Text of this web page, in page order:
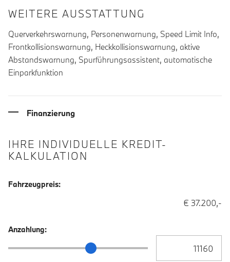
WEITERE AUSSTATTUNG
Querverkehrswarnung, Personenwarnung, Speed Limit Info,
Frontkollisionswarnung, Heckkollisionswarnung, aktive
Abstandswarnung, Spurführungsassistent, automatische
Einparkfunktion
Finanzierung
IHRE INDIVIDUELLE KREDIT-
KALKULATION
Fahrzeugpreis:
€ 37.200,-
Anzahlung:
Anzahlung Schieberegler